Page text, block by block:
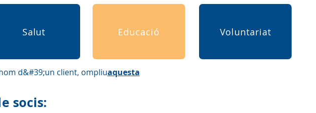
Salut Educació
d&#39;un client, ompliuaquesta
socis:
Voluntariat